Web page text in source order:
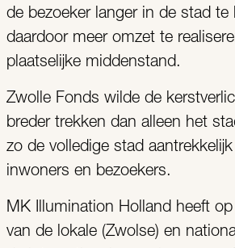
de bezoeker langer in de stad te
daardoor meer omzet te
plaatselijke middenstand.
Zwolle Fonds wilde de
breder trekken dan alleen het
zo de volledige stad
inwoners en bezoekers.
MK Illumination Holland heeft
van de lokale (Zwolse) en